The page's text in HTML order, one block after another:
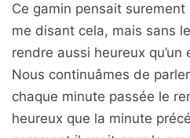
Ce gamin pensait
me disant cela, mais sans
rendre aussi heureux
Nous continuâmes de
chaque minute passée le
heureux que la minute